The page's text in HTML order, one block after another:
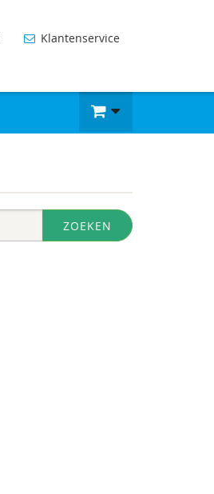
Klantenservice
ZOEKEN